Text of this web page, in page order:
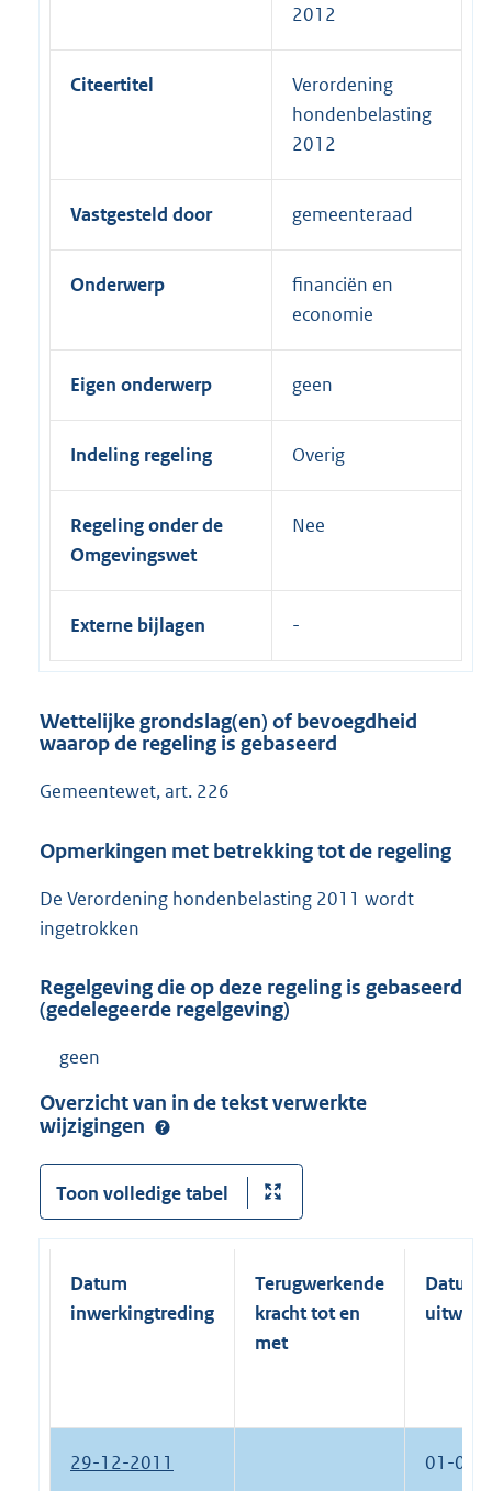
2012
Citeertitel
Verordening
hondenbelasting
2012
Vastgesteld door gemeenteraad
Onderwerp
financiën en
economie
Eigen onderwerp geen
Indeling regeling Overig
Regeling onder de
Omgevingswet
Nee
Externe bijlagen
Wettelijke grondslag(en) of bevoegdheid
waarop de regeling is gebaseerd
Gemeentewet, art. 226
Opmerkingen met betrekking tot de regeling
De Verordening hondenbelasting 2011 wordt
ingetrokken
Regelgeving die op deze regeling is gebaseerd
(gedelegeerde regelgeving)
geen
Overzicht van in de tekst verwerkte
wijzigingen
Toon volledige tabel
Datum
inwerkingtreding
Terugwerkende
kracht tot en
met
Datum
29-12-2011 01-01-